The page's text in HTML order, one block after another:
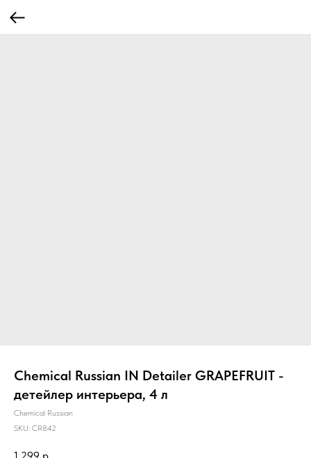
Chemical Russian IN Detailer GRAPEFRUIT -
детейлер интерьера, 4 л
Chemical Russian
SKU: CR842